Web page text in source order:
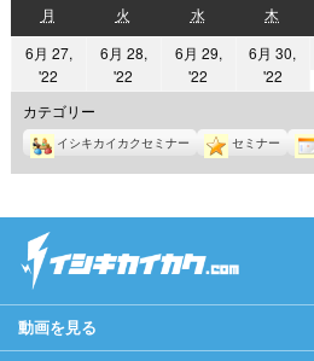
月
曜
日
火
曜
日
水水
曜
日
木
曜
日
6月 27,
'22
年
6
月
27
6月 28,
'22
6
月
28
6月 29,
'22
6
月
29
6月 30,
'222022
6
月
30
カテゴリー
イシキカイカクセミナー セミナー
動画を見る